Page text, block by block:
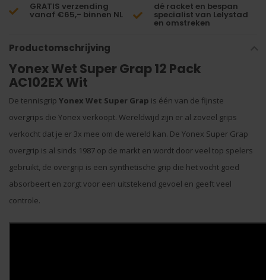
GRATIS verzending
vanaf €65,- binnen NL
dé racket en bespan
specialist van Lelystad
en omstreken
Productomschrijving
Yonex Wet Super Grap 12 Pack
AC102EX Wit
De tennisgrip Yonex Wet Super Grap is één van de fijnste
overgrips die Yonex verkoopt. Wereldwijd zijn er al zoveel grips
verkocht dat je er 3x mee om de wereld kan. De Yonex Super Grap
overgrip is al sinds 1987 op de markt en wordt door veel top spelers
gebruikt, de overgrip is een synthetische grip die het vocht goed
absorbeert en zorgt voor een uitstekend gevoel en geeft veel
controle.